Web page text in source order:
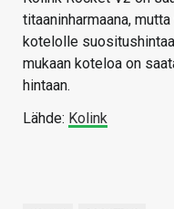
titaaninharmaana,
kotelolle
mukaan koteloa on
hintaan.
Lähde: Kolink